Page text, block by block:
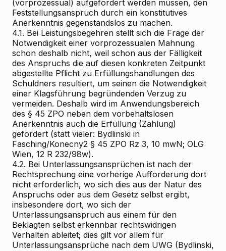
(vorprozessual) aufgefordert werden müssen, den
Feststellungsanspruch durch ein konstitutives
Anerkenntnis gegenstandslos zu machen.
4.1. Bei Leistungsbegehren stellt sich die Frage der
Notwendigkeit einer vorprozessualen Mahnung
schon deshalb nicht, weil schon aus der Fälligkeit
des Anspruchs die auf diesen konkreten Zeitpunkt
abgestellte Pflicht zu Erfüllungshandlungen des
Schuldners resultiert, um seinen die Notwendigkeit
einer Klagsführung begründenden Verzug zu
vermeiden. Deshalb wird im Anwendungsbereich
des § 45 ZPO neben dem vorbehaltslosen
Anerkenntnis auch die Erfüllung (Zahlung)
gefordert (statt vieler: Bydlinski in
Fasching/Konecny2 § 45 ZPO Rz 3, 10 mwN; OLG
Wien, 12 R 232/98w).
4.2. Bei Unterlassungsansprüchen ist nach der
Rechtsprechung eine vorherige Aufforderung dort
nicht erforderlich, wo sich dies aus der Natur des
Anspruchs oder aus dem Gesetz selbst ergibt,
insbesondere dort, wo sich der
Unterlassungsanspruch aus einem für den
Beklagten selbst erkennbar rechtswidrigen
Verhalten ableitet; dies gilt vor allem für
Unterlassungsansprüche nach dem UWG (Bydlinski,